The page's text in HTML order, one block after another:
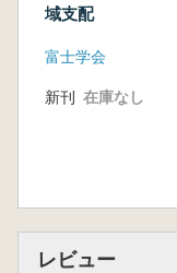
域支配
富士学会
新刊 在庫なし
レビュー